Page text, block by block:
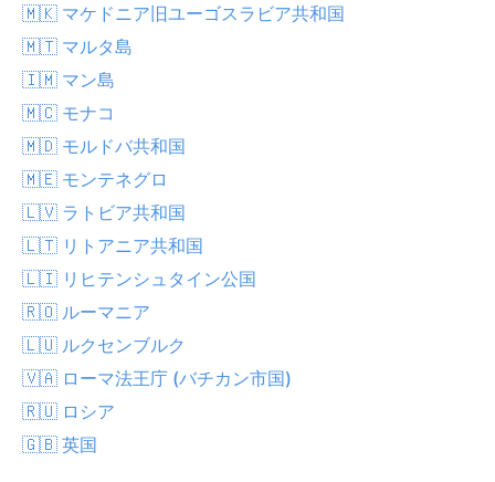
🇲🇰 マケドニア旧ユーゴスラビア共和国
🇲🇹 マルタ島
🇮🇲 マン島
🇲🇨 モナコ
🇲🇩 モルドバ共和国
🇲🇪 モンテネグロ
🇱🇻 ラトビア共和国
🇱🇹 リトアニア共和国
🇱🇮 リヒテンシュタイン公国
🇷🇴 ルーマニア
🇱🇺 ルクセンブルク
🇻🇦 ローマ法王庁 (バチカン市国)
🇷🇺 ロシア
🇬🇧 英国